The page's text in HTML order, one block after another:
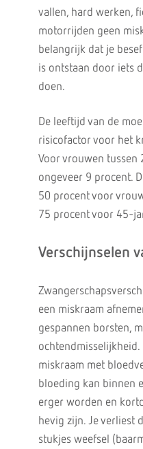
vallen, hard werken,
motorrijden geen
belangrijk dat je
is ontstaan door iets
doen.
De leeftijd van de
risicofactor voor het
Voor vrouwen tussen
ongeveer 9 procent.
50 procent voor
75 procent voor 45-
Verschijnselen
een miskraam
gespannen borsten,
ochtendmisselijkheid.
miskraam met
bloeding kan binnen
erger worden en
hevig zijn. Je verliest
stukjes weefsel